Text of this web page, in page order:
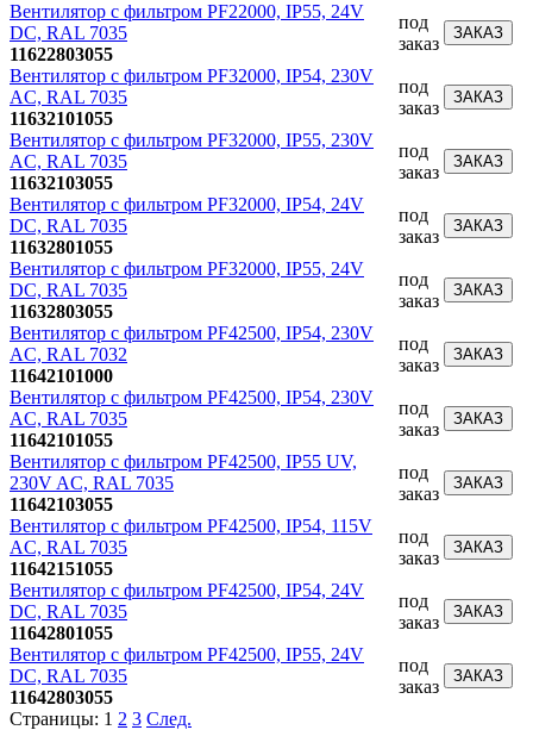
Вентилятор с фильтром PF22000, IP55, 24V
DC, RAL 7035
11622803055
под
заказ
ЗАКАЗ
Вентилятор с фильтром PF32000, IP54, 230V
AC, RAL 7035
11632101055
под
заказ
ЗАКАЗ
Вентилятор с фильтром PF32000, IP55, 230V
AC, RAL 7035
11632103055
под
заказ
ЗАКАЗ
Вентилятор с фильтром PF32000, IP54, 24V
DC, RAL 7035
11632801055
под
заказ
ЗАКАЗ
Вентилятор с фильтром PF32000, IP55, 24V
DC, RAL 7035
11632803055
под
заказ
ЗАКАЗ
Вентилятор с фильтром PF42500, IP54, 230V
AC, RAL 7032
11642101000
под
заказ
ЗАКАЗ
Вентилятор с фильтром PF42500, IP54, 230V
AC, RAL 7035
11642101055
под
заказ
ЗАКАЗ
Вентилятор с фильтром PF42500, IP55 UV,
230V AC, RAL 7035
11642103055
под
заказ
ЗАКАЗ
Вентилятор с фильтром PF42500, IP54, 115V
AC, RAL 7035
11642151055
под
заказ
ЗАКАЗ
Вентилятор с фильтром PF42500, IP54, 24V
DC, RAL 7035
11642801055
под
заказ
ЗАКАЗ
Вентилятор с фильтром PF42500, IP55, 24V
DC, RAL 7035
11642803055
под
заказ
ЗАКАЗ
Страницы: 1 2 3 След.